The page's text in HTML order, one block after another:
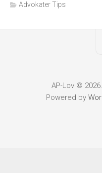
Advokater Tips
AP-Lov ©
Powered by